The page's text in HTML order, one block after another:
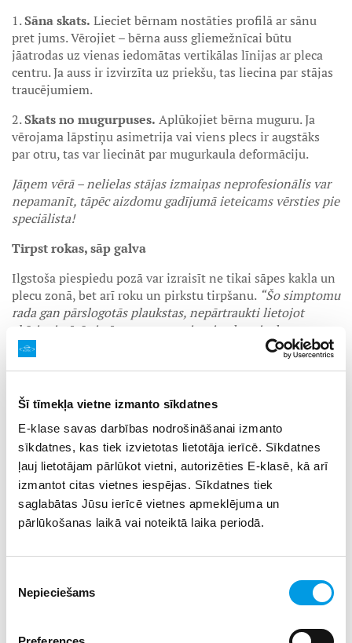
Šī tīmekļa vietne izmanto sīkdatnes
E-klase savas darbības nodrošināšanai izmanto
sīkdatnes, kas tiek izvietotas lietotāja ierīcē. Sīkdatnes
ļauj lietotājam pārlūkot vietni, autorizēties E-klasē, kā arī
izmantot citas vietnes iespējas. Sīkdatnes tiek
saglabātas Jūsu ierīcē vietnes apmeklējuma un
pārlūkošanas laikā vai noteiktā laika periodā.
izvēle
Nepieciešams
1.Sāna skats. Lieciet bērnam nostāties profilā ar sānu
pret jums. Vērojiet – bērna auss gliemežnīcai būtu
jāatrodas uz vienas iedomātas vertikālas līnijas ar pleca
centru. Ja auss ir izvirzīta uz priekšu, tas liecina par stājas
traucējumiem.
2.Skats no mugurpuses. Aplūkojiet bērna muguru. Ja
vērojama lāpstiņu asimetrija vai viens plecs ir augstāks
par otru, tas var liecināt par mugurkaula deformāciju.
Jāņem vērā – nelielas stājas izmaiņas neprofesionālis var
nepamanīt, tāpēc aizdomu gadījumā ieteicams vērsties pie
speciālista!
Tirpst rokas, sāp galva
Ilgstoša piespiedu pozā var izraisīt ne tikai sāpes kakla un
plecu zonā, bet arī roku un pirkstu tirpšanu. “Šo simptomu
rada gan pārslogotās plaukstas, nepārtraukti lietojot
skārienjutīgās ierīces, gan saspringtie plecu joslas
muskuļi, kas nospiež nervus un asinsvadus,”
skaidro KRC
Tomēr
tirpšanu pirkstos atrisināt ir vienkāršāk ar nosacījumu, ja
problēma vēl nav samilzusi: samazinām ierīcēm veltīto
laiku, apmeklē masāžas un visticamāk ar problēmu
izdosies tikt galā.”
Savukārt saspringums skausta rajonā bieži izraisa tā
sauktās tenzijas jeb saspringuma tipa galvassāpes —
spiedošas sāpes pierē, deniņos un acu rajonā.
trauksme
Fizioterapeite norāda, ka aizraušanās ar pārmērīgu
viedierīču lietošanu iet roku rokā arī ar samazinātu
slodzes toleranci un lieko svaru. Ja bērns nespēj izturēt 40